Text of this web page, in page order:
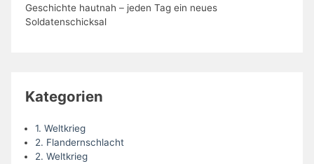
Geschichte hautnah – jeden Tag ein neues
Soldatenschicksal
Kategorien
1. Weltkrieg
2. Flandernschlacht
2. Weltkrieg